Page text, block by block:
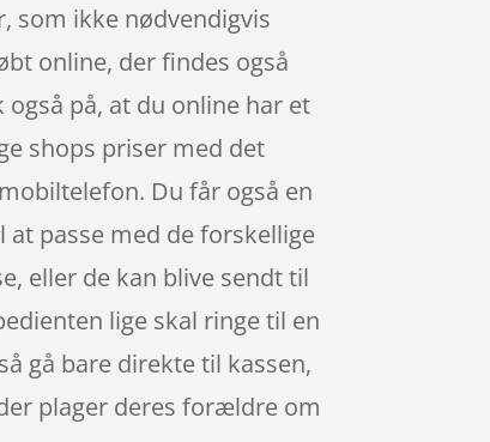
som ikke nødvendigvis
online, der findes også
på, at du online har et
shops priser med det
Du får også en
passe med de forskellige
eller de kan blive sendt til
lige skal ringe til en
gå bare direkte til kassen,
plager deres forældre om